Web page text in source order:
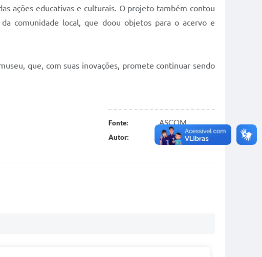
ações educativas e culturais. O projeto também contou
comunidade local, que doou objetos para o acervo e
que, com suas inovações, promete continuar sendo
Fonte: ASCOM
Autor: Carol Capanema